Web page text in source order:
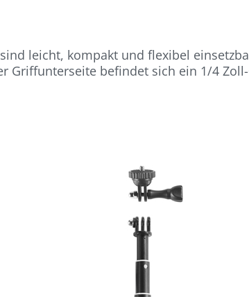
sind leicht, kompakt und flexibel
Griffunterseite befindet sich ein 1/4